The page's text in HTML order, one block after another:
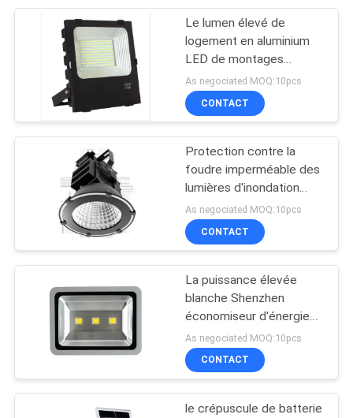
Le lumen élevé de
logement en aluminium
LED de montages
extérieurs d'inondation
de 100W a mené la
lumière d'inondation
As negociated MOQ:10pcs
CONTACT
Protection contre la
foudre imperméable des
lumières d'inondation
d'IP65 1000W LED 10KV
As negociated MOQ:10pcs
CONTACT
La puissance élevée
blanche Shenzhen
économiseur d'énergie
de la couleur 150W a
mené des appareils
d'éclairage d'inondation
As negociated MOQ:10pcs
CONTACT
le crépuscule de batterie